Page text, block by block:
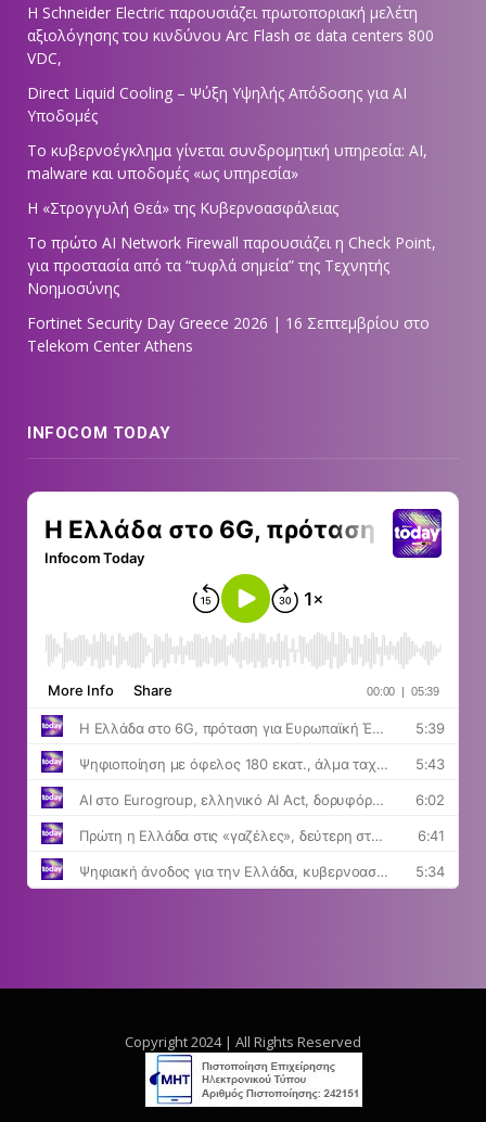
Η Schneider Electric παρουσιάζει πρωτοποριακή μελέτη
αξιολόγησης του κινδύνου Arc Flash σε data centers 800
VDC,
Direct Liquid Cooling – Ψύξη Υψηλής Απόδοσης για AI
Υποδομές
Το κυβερνοέγκλημα γίνεται συνδρομητική υπηρεσία: AI,
malware και υποδομές «ως υπηρεσία»
Η «Στρογγυλή Θεά» της Κυβερνοασφάλειας
Tο πρώτο AI Network Firewall παρουσιάζει η Check Point,
για προστασία από τα “τυφλά σημεία” της Τεχνητής
Νοημοσύνης
Fortinet Security Day Greece 2026 | 16 Σεπτεμβρίου στο
Telekom Center Athens
INFOCOM TODAY
Copyright 2024 | All Rights Reserved